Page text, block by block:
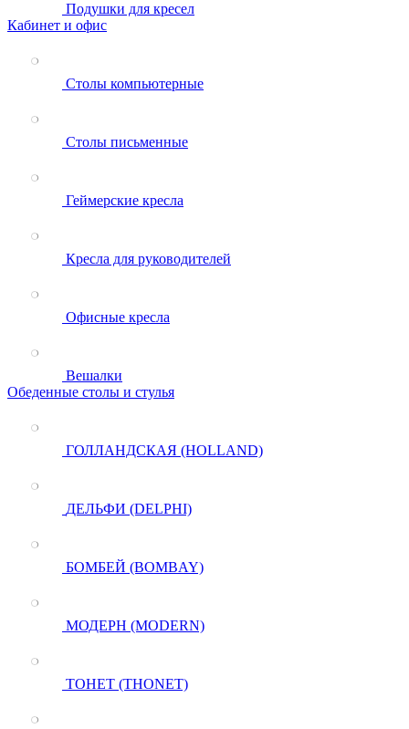
Подушки для кресел
Кабинет и офис
Столы компьютерные
Столы письменные
Геймерские кресла
Кресла для руководителей
Офисные кресла
Вешалки
Обеденные столы и стулья
ГОЛЛАНДСКАЯ (HOLLAND)
ДЕЛЬФИ (DELPHI)
БОМБЕЙ (BOMBAY)
МОДЕРН (MODERN)
ТОНЕТ (THONET)